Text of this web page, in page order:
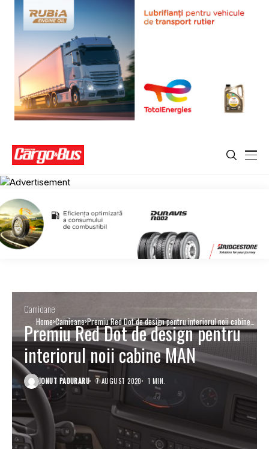
Home Camioane Premiu Red Dot de design pentru interiorul noii cabine
MAN
Camioane
Premiu Red Dot de design pentru
interiorul noii cabine MAN
IONUT PADURARU 7 AUGUST 2020 1 MIN.